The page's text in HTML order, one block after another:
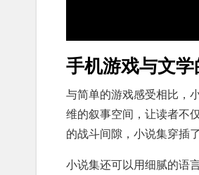
手机游戏与文
与简单的游戏感受相比，
维的叙事空间，让读者不
的战斗间隙，小说集穿插
小说集还可以用细腻的语